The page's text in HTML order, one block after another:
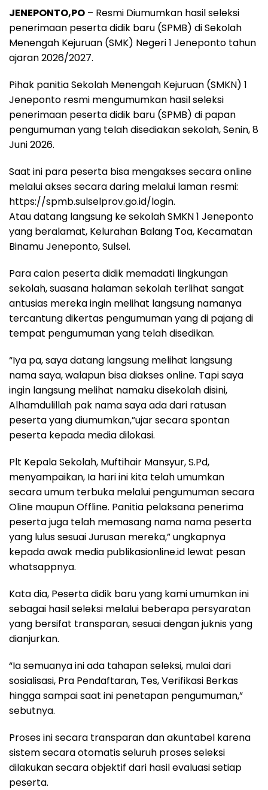
c
e
b
o
k
a
t
s
p
p
l
e
g
a
m
r
e
a
s
a
r
e
JENEPONTO,PO – Resmi Diumumkan hasil seleksi
penerimaan peserta didik baru (SPMB) di Sekolah
Menengah Kejuruan (SMK) Negeri 1 Jeneponto tahun
ajaran 2026/2027.
Pihak panitia Sekolah Menengah Kejuruan (SMKN) 1
Jeneponto resmi mengumumkan hasil seleksi
penerimaan peserta didik baru (SPMB) di papan
pengumuman yang telah disediakan sekolah, Senin, 8
Juni 2026.
Saat ini para peserta bisa mengakses secara online
melalui akses secara daring melalui laman resmi:
https://spmb.sulselprov.go.id/login.
Atau datang langsung ke sekolah SMKN 1 Jeneponto
yang beralamat, Kelurahan Balang Toa, Kecamatan
Binamu Jeneponto, Sulsel.
Para calon peserta didik memadati lingkungan
sekolah, suasana halaman sekolah terlihat sangat
antusias mereka ingin melihat langsung namanya
tercantung dikertas pengumuman yang di pajang di
tempat pengumuman yang telah disedikan.
“Iya pa, saya datang langsung melihat langsung
nama saya, walapun bisa diakses online. Tapi saya
ingin langsung melihat namaku disekolah disini,
Alhamdulillah pak nama saya ada dari ratusan
peserta yang diumumkan,”ujar secara spontan
peserta kepada media dilokasi.
Plt Kepala Sekolah, Muftihair Mansyur, S.Pd,
menyampaikan, Ia hari ini kita telah umumkan
secara umum terbuka melalui pengumuman secara
Oline maupun Offline. Panitia pelaksana penerima
peserta juga telah memasang nama nama peserta
yang lulus sesuai Jurusan mereka,” ungkapnya
kepada awak media publikasionline.id lewat pesan
whatsappnya.
Kata dia, Peserta didik baru yang kami umumkan ini
sebagai hasil seleksi melalui beberapa persyaratan
yang bersifat transparan, sesuai dengan juknis yang
dianjurkan.
“Ia semuanya ini ada tahapan seleksi, mulai dari
sosialisasi, Pra Pendaftaran, Tes, Verifikasi Berkas
hingga sampai saat ini penetapan pengumuman,”
sebutnya.
Proses ini secara transparan dan akuntabel karena
sistem secara otomatis seluruh proses seleksi
dilakukan secara objektif dari hasil evaluasi setiap
peserta.